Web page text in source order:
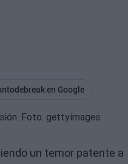
en Google
un temor patente a